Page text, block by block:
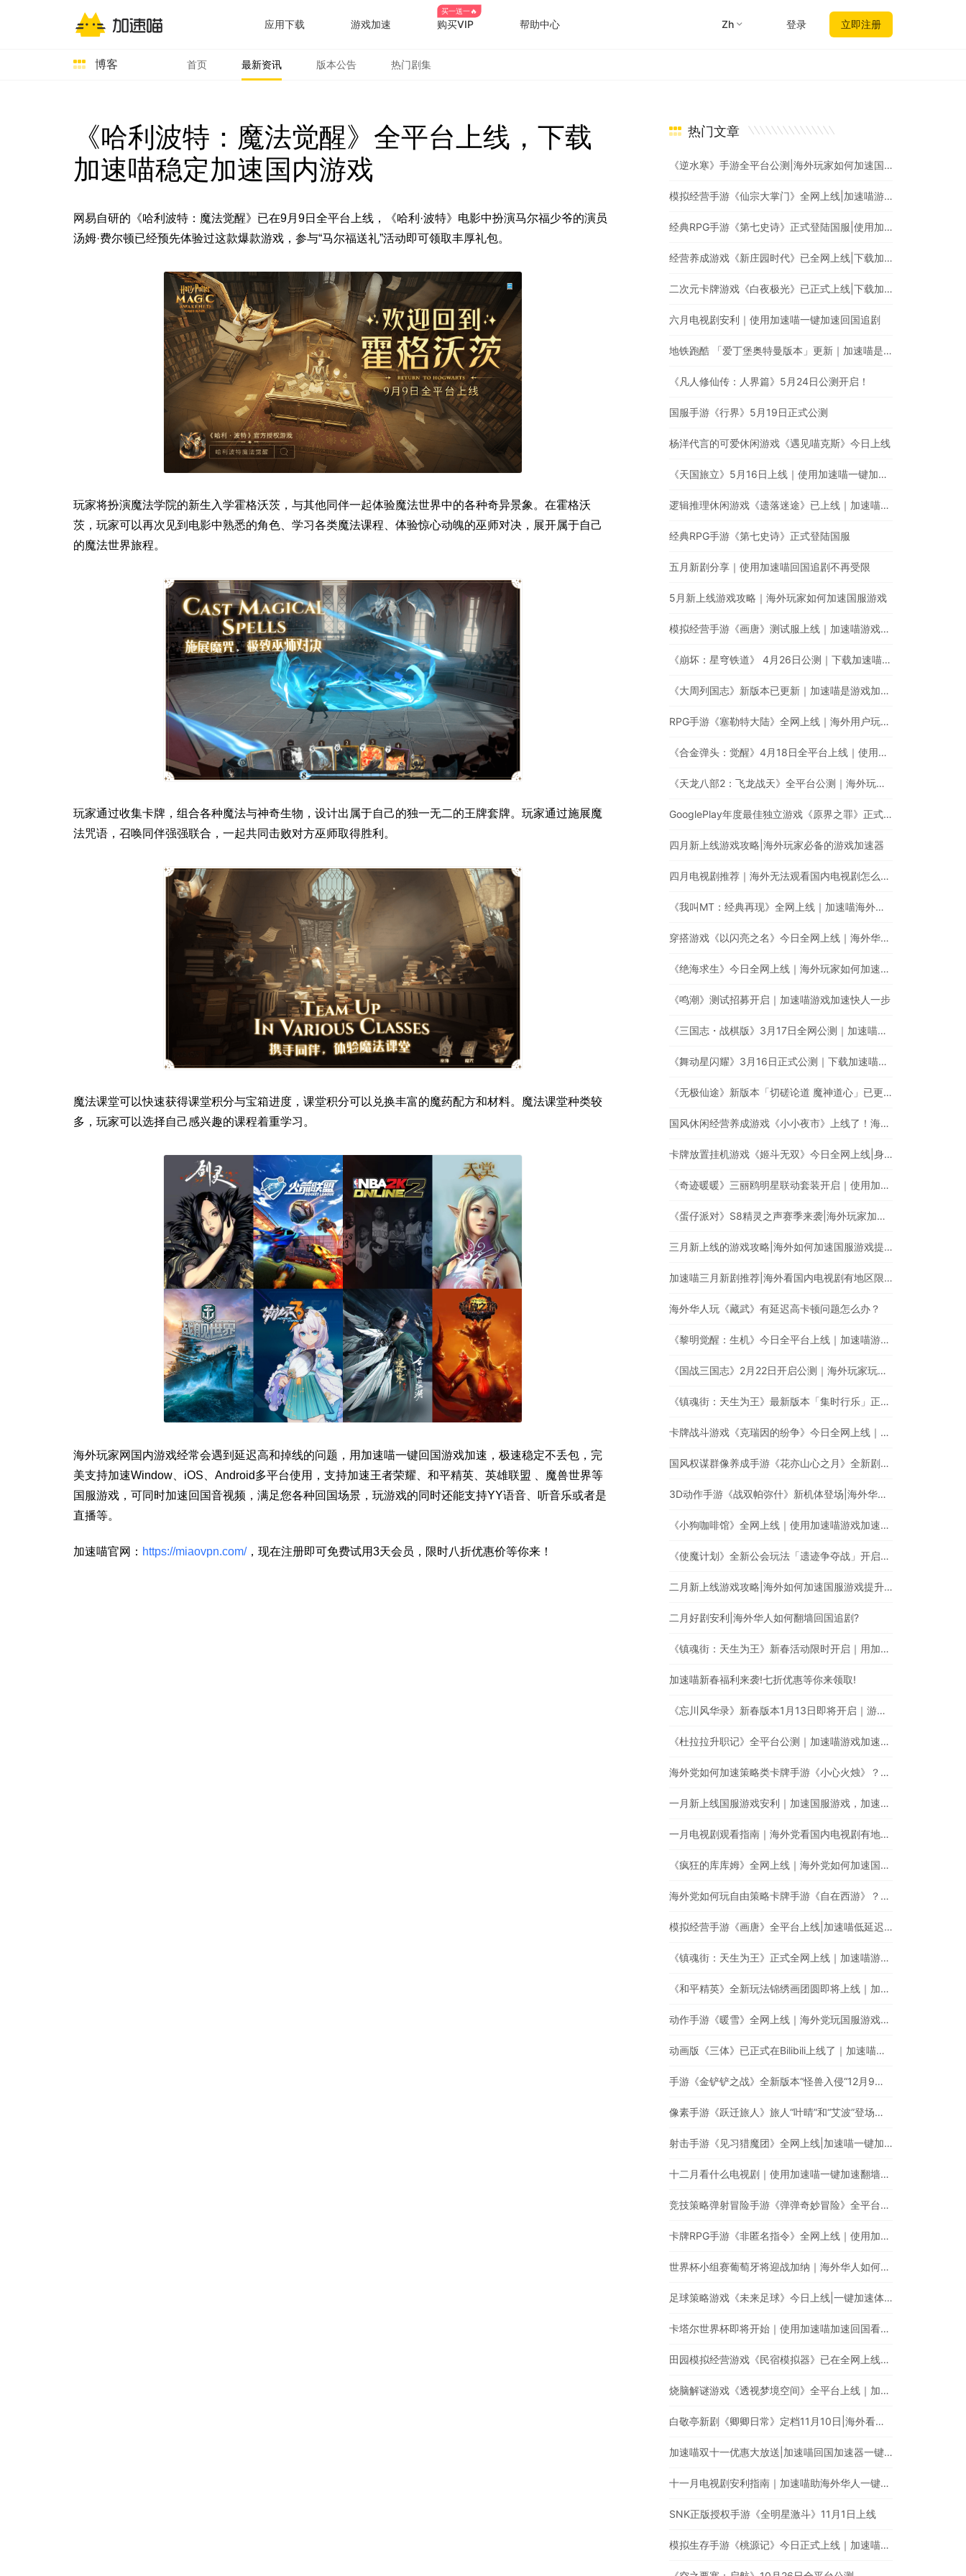
应用下载 游戏加速 购买VIP
买一送一🔥
帮助中心 zh 登录 立即注册
博客 首页 最新资讯 版本公告 热门剧集
《哈利波特：魔法觉醒》全平台上线，下载
加速喵稳定加速国内游戏
网易自研的《哈利波特：魔法觉醒》已在9月9日全平台上线，《哈利·波特》电影中扮演马尔福少爷的演员
汤姆·费尔顿已经预先体验过这款爆款游戏，参与“马尔福送礼”活动即可领取丰厚礼包。
玩家将扮演魔法学院的新生入学霍格沃茨，与其他同伴一起体验魔法世界中的各种奇异景象。在霍格沃
茨，玩家可以再次见到电影中熟悉的角色、学习各类魔法课程、体验惊心动魄的巫师对决，展开属于自己
的魔法世界旅程。
玩家通过收集卡牌，组合各种魔法与神奇生物，设计出属于自己的独一无二的王牌套牌。玩家通过施展魔
法咒语，召唤同伴强强联合，一起共同击败对方巫师取得胜利。
魔法课堂可以快速获得课堂积分与宝箱进度，课堂积分可以兑换丰富的魔药配方和材料。魔法课堂种类较
多，玩家可以选择自己感兴趣的课程着重学习。
海外玩家网国内游戏经常会遇到延迟高和掉线的问题，用加速喵一键回国游戏加速，极速稳定不丢包，完
美支持加速Window、iOS、Android多平台使用，支持加速王者荣耀、和平精英、英雄联盟 、魔兽世界等
国服游戏，可同时加速回国音视频，满足您各种回国场景，玩游戏的同时还能支持YY语音、听音乐或者是
直播等。
加速喵官网： https://miaovpn.com/，现在注册即可免费试用3天会员，限时八折优惠价等你来！
热门文章
《逆水寒》手游全平台公测|海外玩家如何加速国服游戏？
模拟经营手游《仙宗大掌门》全网上线|加速喵游戏加速，全网最快
经典RPG手游《第七史诗》正式登陆国服|使用加速喵回国加速爆款游戏随意畅玩
经营养成游戏《新庄园时代》已全网上线|下载加速喵随时随地畅享游戏加速
二次元卡牌游戏《白夜极光》已正式上线|下载加速喵回国加速器一键加速国服游戏
六月电视剧安利｜使用加速喵一键加速回国追剧
地铁跑酷 「爱丁堡奥特曼版本」更新｜加速喵是国服游戏回国加速的最佳选择
《凡人修仙传：人界篇》5月24日公测开启！
国服手游《行界》5月19日正式公测
杨洋代言的可爱休闲游戏《遇见喵克斯》今日上线
《天国旅立》5月16日上线｜使用加速喵一键加速国服
逻辑推理休闲游戏《遗落迷途》已上线｜加速喵游戏加速全网最快
经典RPG手游《第七史诗》正式登陆国服
五月新剧分享｜使用加速喵回国追剧不再受限
5月新上线游戏攻略｜海外玩家如何加速国服游戏
模拟经营手游《画唐》测试服上线｜加速喵游戏加速器全网最快
《崩坏：星穹铁道》 4月26日公测｜下载加速喵游戏加速器提升游戏体验
《大周列国志》新版本已更新｜加速喵是游戏加速器最佳的选择
RPG手游《塞勒特大陆》全网上线｜海外用户玩国服游戏延迟高卡顿怎么办？
《合金弹头：觉醒》4月18日全平台上线｜使用加速喵加速国服游戏提升游戏体验
《天龙八部2：飞龙战天》全平台公测｜海外玩家如何加速国服游戏？
GooglePlay年度最佳独立游戏《原界之罪》正式登陆中国！
四月新上线游戏攻略|海外玩家必备的游戏加速器
四月电视剧推荐｜海外无法观看国内电视剧怎么办？
《我叫MT：经典再现》全网上线｜加速喵海外玩家必备的游戏加速器
穿搭游戏《以闪亮之名》今日全网上线｜海外华人玩《以闪亮之名》有延迟高卡顿问题怎么办？
《绝海求生》今日全网上线｜海外玩家如何加速国服游戏？
《鸣潮》测试招募开启｜加速喵游戏加速快人一步
《三国志・战棋版》3月17日全网公测｜加速喵加速国服游戏全网最快
《舞动星闪耀》3月16日正式公测｜下载加速喵回国VPN，低延迟无卡顿，提升游戏体验
《无极仙途》新版本「切磋论道 魔神道心」已更新|海外玩家玩国服遇上卡顿延迟高的情况怎么办?
国风休闲经营养成游戏《小小夜市》上线了！海外华人玩《小小夜市》有延迟高卡顿问题怎么办？
卡牌放置挂机游戏《姬斗无双》今日全网上线|身在海外如何加速国服游戏?
《奇迹暖暖》三丽鸥明星联动套装开启｜使用加速喵回国加速器一键加速提升游戏体验
《蛋仔派对》S8精灵之声赛季来袭|海外玩家加速回国玩国服游戏
三月新上线的游戏攻略|海外如何加速国服游戏提升游戏体验?
加速喵三月新剧推荐|海外看国内电视剧有地区限制怎么办?
海外华人玩《藏武》有延迟高卡顿问题怎么办？
《黎明觉醒：生机》今日全平台上线｜加速喵游戏加速快人一步
《国战三国志》2月22日开启公测｜海外玩家玩国服游戏延迟高怎么办？
《镇魂街：天生为王》最新版本「集时行乐」正式登场！｜海外玩国服游戏，遭遇延迟卡顿、丢包？
卡牌战斗游戏《克瑞因的纷争》今日全网上线｜海外华人玩国服游戏有延迟高卡顿问题怎么办？
国风权谋群像养成手游《花亦山心之月》全新剧情开启｜加速国服游戏全网最快
3D动作手游《战双帕弥什》新机体登场|海外华人如何玩国服手游?
《小狗咖啡馆》全网上线｜使用加速喵游戏加速器低延迟无卡顿
《使魔计划》全新公会玩法「遗迹争夺战」开启！| 加速喵游戏加速快人一步
二月新上线游戏攻略|海外如何加速国服游戏提升游戏体验?
二月好剧安利|海外华人如何翻墙回国追剧?
《镇魂街：天生为王》新春活动限时开启｜用加速喵一键加速游戏降低海外玩国服延迟。
加速喵新春福利来袭!七折优惠等你来领取!
《忘川风华录》新春版本1月13日即将开启｜游戏加速器一键加速提升游戏体验
《杜拉拉升职记》全平台公测｜加速喵游戏加速快人一步
海外党如何加速策略类卡牌手游《小心火烛》？｜使用加速喵一键智能加速回国
一月新上线国服游戏安利｜加速国服游戏，加速喵全网最快
一月电视剧观看指南｜海外党看国内电视剧有地区限制怎么办？
《疯狂的库库姆》全网上线｜海外党如何加速国服手游？
海外党如何玩自由策略卡牌手游《自在西游》？使用加速喵随时随地畅享游戏加速
模拟经营手游《画唐》全平台上线|加速喵低延迟无卡顿加速游戏全网最快
《镇魂街：天生为王》正式全网上线｜加速喵游戏加速全网最快
《和平精英》全新玩法锦绣画团圆即将上线｜加速喵国服游戏超快加速
动作手游《暖雪》全网上线｜海外党玩国服游戏的必备游戏加速器
动画版《三体》已正式在Bilibili上线了｜加速喵一键加速破解海外地区限制
手游《金铲铲之战》全新版本“怪兽入侵“12月9日正式上线｜回国游戏加速器的最佳选择
像素手游《跃迁旅人》旅人“叶晴”和“艾波”登场｜使用加速喵一键加速国服游戏低延迟无卡顿
射击手游《见习猎魔团》全网上线|加速喵一键加速国服游戏
十二月看什么电视剧｜使用加速喵一键加速翻墙回国看剧
竞技策略弹射冒险手游《弹弹奇妙冒险》全平台上线｜如何使用加速喵玩国服手游
卡牌RPG手游《非匿名指令》全网上线｜使用加速喵提升游戏体验
世界杯小组赛葡萄牙将迎战加纳｜海外华人如何在央视频观看C罗首秀直播？
足球策略游戏《未来足球》今日上线|一键加速体验足球巨星高能瞬间
卡塔尔世界杯即将开始｜使用加速喵加速回国看中文体育直播
田园模拟经营游戏《民宿模拟器》已在全网上线｜使用加速喵一键加速国服手游
烧脑解谜游戏《透视梦境空间》全平台上线｜加速喵一键加速国服游戏
白敬亭新剧《卿卿日常》定档11月10日|海外看爱奇艺电视剧有地区限制怎么办?
加速喵双十一优惠大放送|加速喵回国加速器一键加速翻墙回国
十一月电视剧安利指南｜加速喵助海外华人一键穿梭翻墙回国追剧
SNK正版授权手游《全明星激斗》11月1日上线
模拟生存手游《桃源记》今日正式上线｜加速喵加速国服游戏全网最快